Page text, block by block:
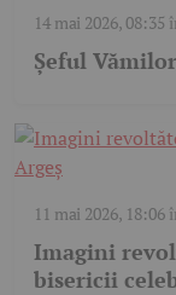
14 mai 2026, 08:35
Șeful
11 mai 2026, 18:06
Imagini
bisericii